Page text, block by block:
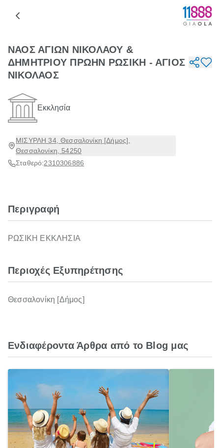
ΝΑΟΣ ΑΓΙΩΝ ΝΙΚΟΛΑΟΥ &
ΔΗΜΗΤΡΙΟΥ ΠΡΩΗΝ ΡΩΣΙΚΗ - ΑΓΙΟΣ
ΝΙΚΟΛΑΟΣ
Εκκλησία
ΜΙΣΥΡΛΗ 34, Θεσσαλονίκη [Δήμος],
Θεσσαλονίκη, 54250
Σταθερό:2310306886
Περιγραφή
ΡΩΣΙΚΗ ΕΚΚΛΗΣΙΑ
Περιοχές Εξυπηρέτησης
Θεσσαλονίκη [Δήμος]
Ενδιαφέροντα Άρθρα από το Blog μας